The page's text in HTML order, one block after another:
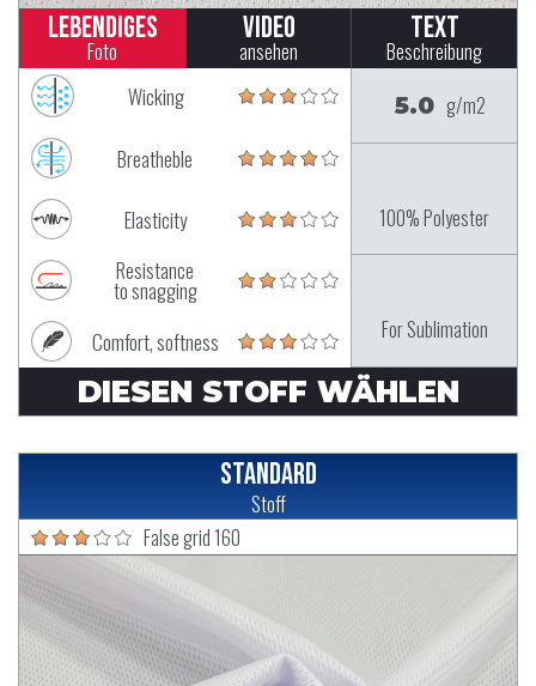
Lebendiges
Foto
Video
ansehen
Text
Beschreibung
Wicking
Breatheble
Elasticity
Resistance
to snagging
Comfort, softness
5.0 g/m2
100% Polyester
For Sublimation
DIESEN STOFF WÄHLEN
Standard
Stoff
False grid 160